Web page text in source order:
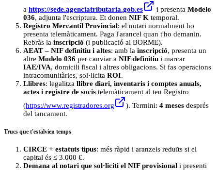
a https://sede.agenciatributaria.gob.es i presenta Modelo
036, adjunta l'escriptura. Et donen NIF K temporal.
Registro Mercantil Provincial: el notari normalment ho
presenta telemàticament. Paga l'arancel quan t'ho demanin.
Rebràs la inscripció (i publicació al BORME).
AEAT – NIF definitiu i altes: amb la inscripció, presenta un
altre Modelo 036 per canviar a NIF definitiu i marcar
IAE/IVA, domicili fiscal i altres obligacions. Si fas operacions
intracomunitàries, sol·licita ROI.
Llibres: legalitza llibre diari, inventaris i comptes anuals,
actes i registre de socis telemàticament al teu Registro
(https://www.registradores.org ). Termini: 4 meses després
del tancament.
Trucs que t'estalvien temps
CIRCE + estatuts tipus: més ràpid i aranzels reduïts si el
capital és ≤ 3.000 €.
Demana al notari que sol·liciti el NIF provisional i presenti